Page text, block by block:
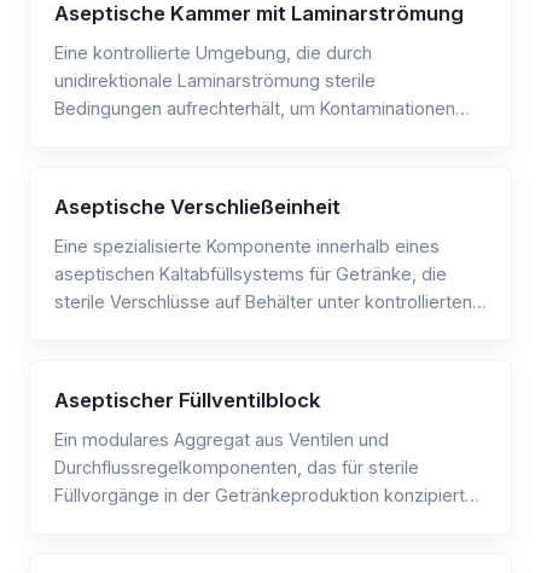
Aseptische Kammer mit Laminarströmung
Eine kontrollierte Umgebung, die durch
unidirektionale Laminarströmung sterile
Bedingungen aufrechterhält, um Kontaminationen
Aseptische Verschließeinheit
Eine spezialisierte Komponente innerhalb eines
aseptischen Kaltabfüllsystems für Getränke, die
sterile Verschlüsse auf Behälter unter kontrollierten,
Aseptischer Füllventilblock
Ein modulares Aggregat aus Ventilen und
Durchflussregelkomponenten, das für sterile
Füllvorgänge in der Getränkeproduktion konzipiert